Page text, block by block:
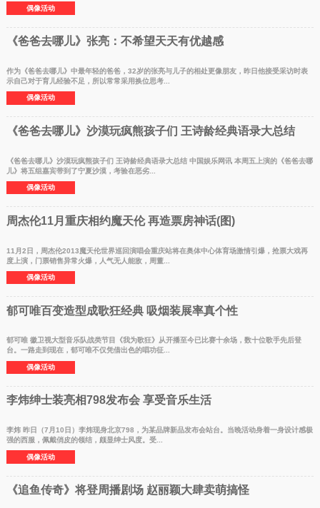
偶像活动
《爸爸去哪儿》张亮：不希望天天有优越感
作为《爸爸去哪儿》中最年轻的爸爸，32岁的张亮与儿子的相处更像朋友，昨日他接受采访时表
示自己对于育儿经验不足，所以常常采用换位思考...
偶像活动
《爸爸去哪儿》沙漠玩疯熊孩子们 王诗龄经典语录大总结
《爸爸去哪儿》沙漠玩疯熊孩子们 王诗龄经典语录大总结 中国娱乐网讯 本周五上演的《爸爸去哪
儿》将五组嘉宾带到了宁夏沙漠，考验在恶劣...
偶像活动
周杰伦11月重庆相约魔天伦 再造票房神话(图)
11月2日，周杰伦2013魔天伦世界巡回演唱会重庆站将在奥体中心体育场激情引爆，抢票大戏再
度上演，门票销售异常火爆，人气无人能敌，周董...
偶像活动
郁可唯百变造型成歌狂经典 吸烟装展率真个性
郁可唯 徽卫视大型音乐队战类节目《我为歌狂》从开播至今已比赛十余场，数十位歌手先后登
台。一路走到现在，郁可唯不仅凭借出色的唱功征...
偶像活动
李炜绅士装亮相798发布会 享受音乐生活
李炜 昨日（7月10日）李炜现身北京798，为某品牌新品发布会站台。当晚活动身着一身设计感极
强的西服，佩戴俏皮的领结，颇显绅士风度。受...
偶像活动
《追鱼传奇》将登周播剧场 赵丽颖大肆卖萌搞怪